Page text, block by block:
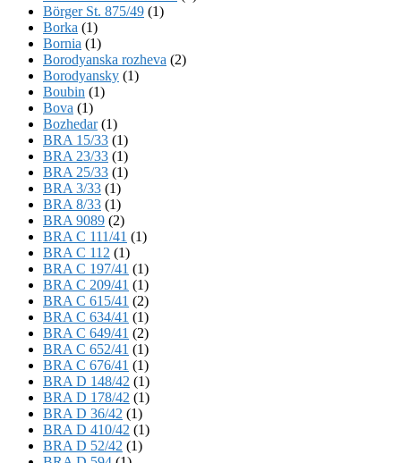
Börger St. 875/49 (1)
Borka (1)
Bornia (1)
Borodyanska rozheva (2)
Borodyansky (1)
Boubin (1)
Bova (1)
Bozhedar(1)
BRA 15/33 (1)
BRA 23/33 (1)
BRA 25/33 (1)
BRA 3/33 (1)
BRA 8/33 (1)
BRA 9089 (2)
BRA C 111/41 (1)
BRA C 112 (1)
BRA C 197/41 (1)
BRA C 209/41 (1)
BRA C 615/41 (2)
BRA C 634/41 (1)
BRA C 649/41 (2)
BRA C 652/41 (1)
BRA C 676/41 (1)
BRA D 148/42 (1)
BRA D 178/42 (1)
BRA D 36/42 (1)
BRA D 410/42 (1)
BRA D 52/42 (1)